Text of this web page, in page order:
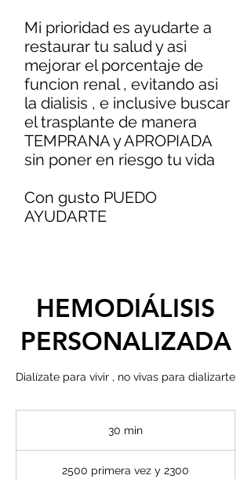
Mi prioridad es ayudarte a
restaurar tu salud y asi
mejorar el porcentaje de
funcion renal , evitando asi
la dialisis , e inclusive buscar
el trasplante de manera
TEMPRANA y APROPIADA
sin poner en riesgo tu vida
Con gusto PUEDO
AYUDARTE
HEMODIÁLISIS
PERSONALIZADA
Dialízate para vivir , no vivas para dializarte
30 min
m
2500 primera vez y 2300